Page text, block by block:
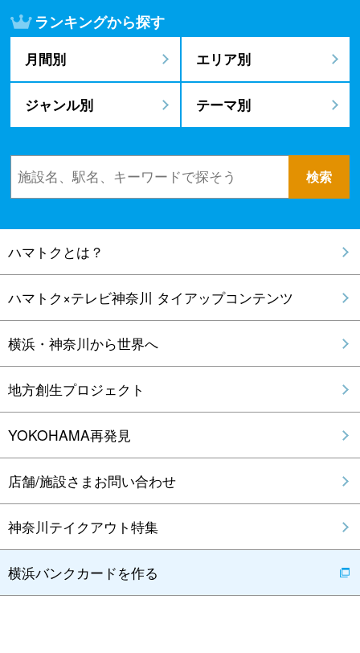
ランキングから探す
月間別 エリア別
ジャンル別 テーマ別
ハマトクとは？
ハマトク×テレビ神奈川 タイアップコンテンツ
横浜・神奈川から世界へ
地方創生プロジェクト
YOKOHAMA再発見
店舗/施設さまお問い合わせ
神奈川テイクアウト特集
横浜バンクカードを作る